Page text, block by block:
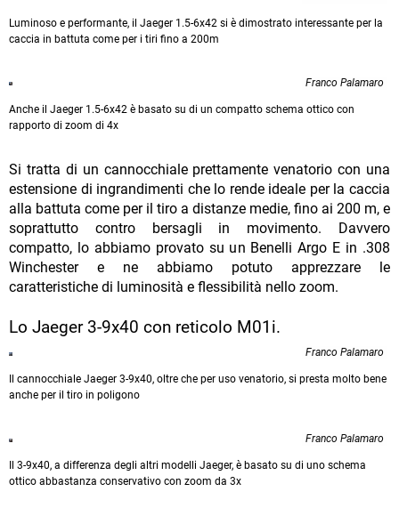
Luminoso e performante, il Jaeger 1.5-6x42 si è dimostrato interessante per la
caccia in battuta come per i tiri fino a 200m
Franco Palamaro
Anche il Jaeger 1.5-6x42 è basato su di un compatto schema ottico con
rapporto di zoom di 4x
Si tratta di un cannocchiale prettamente venatorio con una
estensione di ingrandimenti che lo rende ideale per la caccia
alla battuta come per il tiro a distanze medie, fino ai 200 m, e
soprattutto contro bersagli in movimento. Davvero
compatto, lo abbiamo provato su un Benelli Argo E in .308
Winchester e ne abbiamo potuto apprezzare le
caratteristiche di luminosità e flessibilità nello zoom.
Lo Jaeger 3-9x40 con reticolo M01i.
Franco Palamaro
Il cannocchiale Jaeger 3-9x40, oltre che per uso venatorio, si presta molto bene
anche per il tiro in poligono
Franco Palamaro
Il 3-9x40, a differenza degli altri modelli Jaeger, è basato su di uno schema
ottico abbastanza conservativo con zoom da 3x